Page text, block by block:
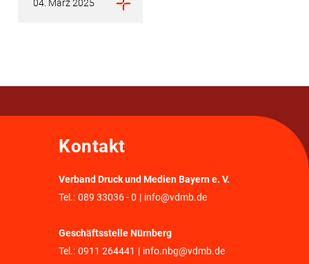
04. März 2025
Kontakt
Verband Druck und Medien Bayern e. V.
Tel.: 089 33036 - 0 | info@vdmb.de
Geschäftsstelle Nürnberg
Tel.: 0911 264441 | info.nbg@vdmb.de